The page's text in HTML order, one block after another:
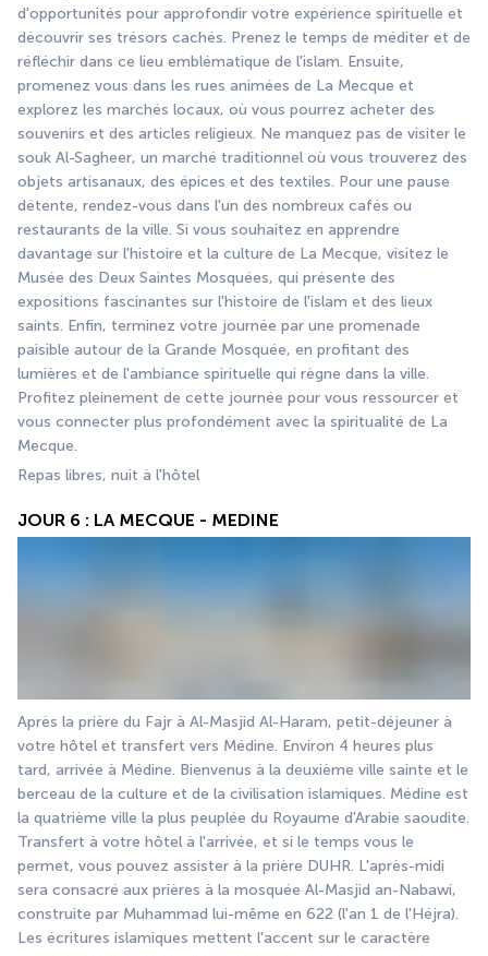
d'opportunités pour approfondir votre expérience spirituelle et
découvrir ses trésors cachés. Prenez le temps de méditer et de
réfléchir dans ce lieu emblématique de l'islam. Ensuite,
promenez vous dans les rues animées de La Mecque et
explorez les marchés locaux, où vous pourrez acheter des
souvenirs et des articles religieux. Ne manquez pas de visiter le
souk Al-Sagheer, un marché traditionnel où vous trouverez des
objets artisanaux, des épices et des textiles. Pour une pause
détente, rendez-vous dans l'un des nombreux cafés ou
restaurants de la ville. Si vous souhaitez en apprendre
davantage sur l'histoire et la culture de La Mecque, visitez le
Musée des Deux Saintes Mosquées, qui présente des
expositions fascinantes sur l'histoire de l'islam et des lieux
saints. Enfin, terminez votre journée par une promenade
paisible autour de la Grande Mosquée, en profitant des
lumières et de l'ambiance spirituelle qui règne dans la ville.
Profitez pleinement de cette journée pour vous ressourcer et
vous connecter plus profondément avec la spiritualité de La
Mecque.
Repas libres, nuit à l'hôtel
JOUR 6 : LA MECQUE - MEDINE
Après la prière du Fajr à Al-Masjid Al-Haram, petit-déjeuner à
votre hôtel et transfert vers Médine. Environ 4 heures plus
tard, arrivée à Médine. Bienvenus à la deuxième ville sainte et le
berceau de la culture et de la civilisation islamiques. Médine est
la quatrième ville la plus peuplée du Royaume d'Arabie saoudite.
Transfert à votre hôtel à l'arrivée, et si le temps vous le
permet, vous pouvez assister à la prière DUHR. L'après-midi
sera consacré aux prières à la mosquée Al-Masjid an-Nabawi,
construite par Muhammad lui-même en 622 (l'an 1 de l'Héjra).
Les écritures islamiques mettent l'accent sur le caractère